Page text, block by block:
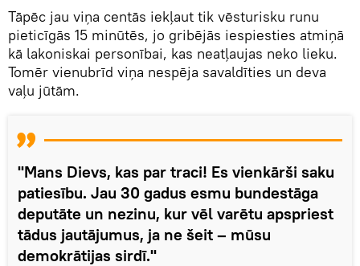
Tāpēc jau viņa centās iekļaut tik vēsturisku runu
pieticīgās 15 minūtēs, jo gribējās iespiesties atmiņā
kā lakoniskai personībai, kas neatļaujas neko lieku.
Tomēr vienubrīd viņa nespēja savaldīties un deva
vaļu jūtām.
"Mans Dievs, kas par traci! Es vienkārši saku
patiesību. Jau 30 gadus esmu bundestāga
deputāte un nezinu, kur vēl varētu apspriest
tādus jautājumus, ja ne šeit – mūsu
demokrātijas sirdī."